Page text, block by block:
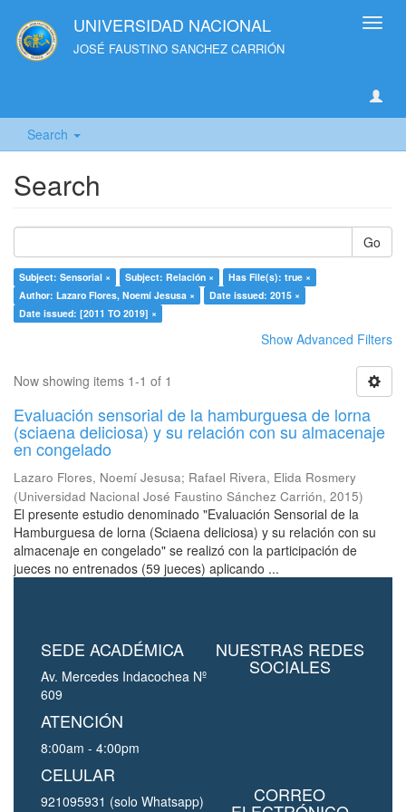
UNIVERSIDAD NACIONAL
JOSÉ FAUSTINO SANCHEZ CARRIÓN
Search
Search
Go
Subject: Sensorial × Subject: Relación ×
Has File(s): true ×
Author: Lazaro Flores, Noemí Jesusa ×
Date issued: 2015 ×
Date issued: [2011 TO 2019] ×
Show Advanced Filters
Now showing items 1-1 of 1
Evaluación sensorial de la hamburguesa de lorna
(sciaena deliciosa) y su relación con su almacenaje
en congelado
Lazaro Flores, Noemí Jesusa; Rafael Rivera, Elida Rosmery
(Universidad Nacional José Faustino Sánchez Carrión, 2015)
El presente estudio denominado "Evaluación Sensorial de la
Hamburguesa de lorna (Sciaena deliciosa) y su relación con su
almacenaje en congelado" se realizó con la participación de
jueces no entrenados (59 jueces) aplicando ...
SEDE ACADÉMICA
Av. Mercedes Indacochea Nº
609
ATENCIÓN
8:00am - 4:00pm
CELULAR
921095931 (solo Whatsapp)
NUESTRAS REDES
SOCIALES
CORREO